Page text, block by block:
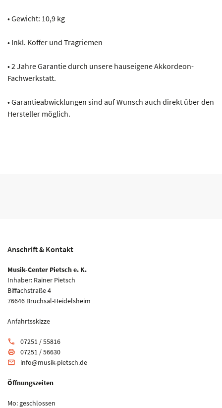
• Gewicht: 10,9 kg
• Inkl. Koffer und Tragriemen
• 2 Jahre Garantie durch unsere hauseigene Akkordeon-
Fachwerkstatt.
• Garantieabwicklungen sind auf Wunsch auch direkt über den
Hersteller möglich.
Anschrift & Kontakt
Musik-Center Pietsch e. K.
Inhaber: Rainer Pietsch
Biffachstraße 4
76646 Bruchsal-Heidelsheim
Anfahrtsskizze
phone 07251 / 55816
print 07251 / 56630
email info@musik-pietsch.de
Öffnungszeiten
Mo: geschlossen